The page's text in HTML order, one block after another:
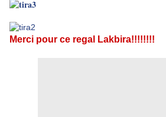
Merci pour ce regal Lakbira!!!!!!!!